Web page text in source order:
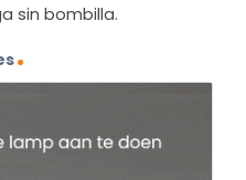
sin bombilla.